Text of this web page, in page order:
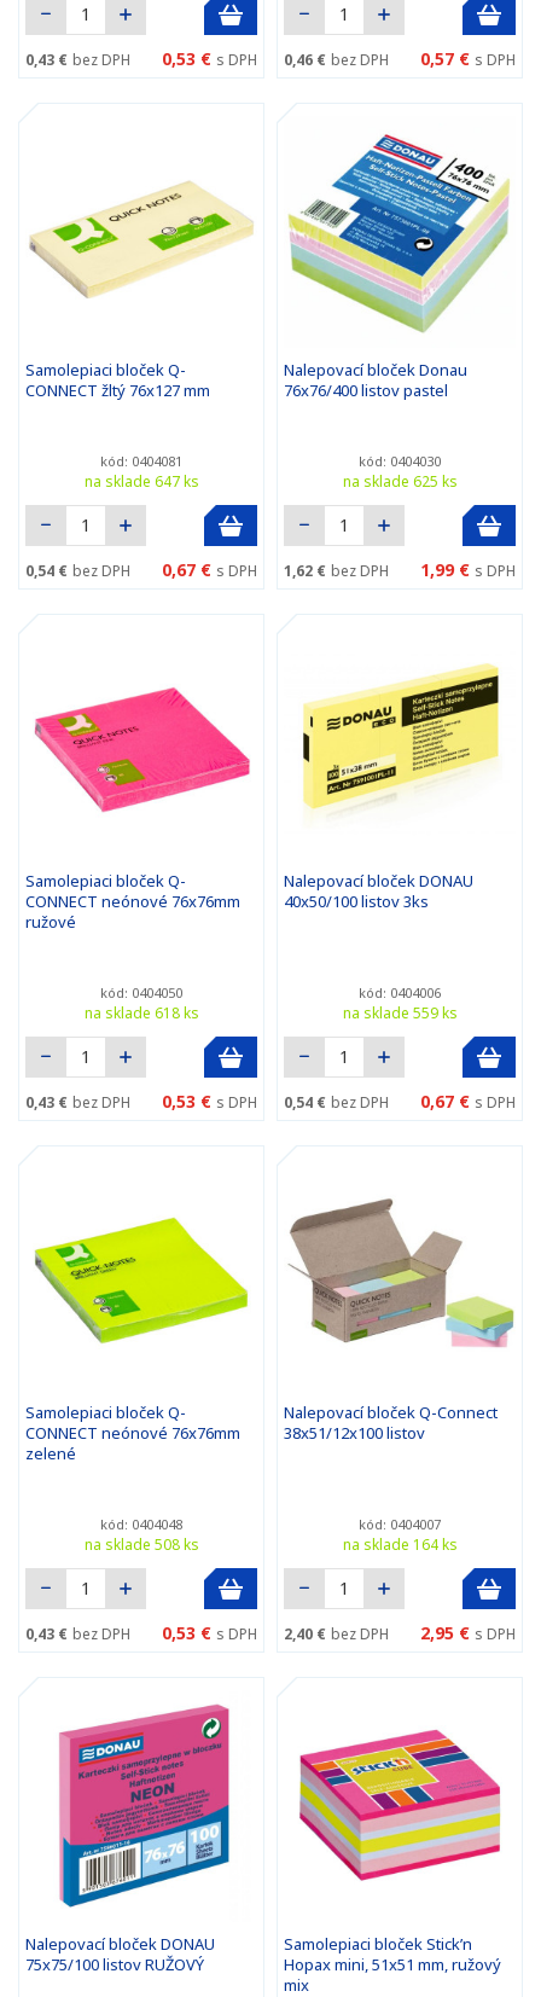
0,43 € bez DPH 0,53 € s DPH 0,46 € bez DPH 0,57 € s DPH
Samolepiaci bloček Q-
CONNECT žltý 76x127 mm
kód: 0404081
na sklade 647 ks
0,54 € bez DPH 0,67 € s DPH
Nalepovací bloček Donau
76x76/400 listov pastel
kód: 0404030
na sklade 625 ks
1,62 € bez DPH 1,99 € s DPH
Samolepiaci bloček Q-
CONNECT neónové 76x76mm
ružové
kód: 0404050
na sklade 618 ks
0,43 € bez DPH 0,53 € s DPH
Nalepovací bloček DONAU
40x50/100 listov 3ks
kód: 0404006
na sklade 559 ks
0,54 € bez DPH 0,67 € s DPH
Samolepiaci bloček Q-
CONNECT neónové 76x76mm
zelené
kód: 0404048
na sklade 508 ks
0,43 € bez DPH 0,53 € s DPH
Nalepovací bloček Q-Connect
38x51/12x100 listov
kód: 0404007
na sklade 164 ks
2,40 € bez DPH 2,95 € s DPH
Nalepovací bloček DONAU
75x75/100 listov RUŽOVÝ
Samolepiaci bloček Stick’n
Hopax mini, 51x51 mm, ružový
mix